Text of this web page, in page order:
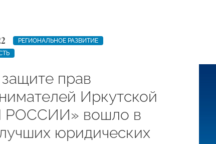
РЕГИОНАЛЬНОЕ РАЗВИТИЕ
прав
Иркутской
вошло в
юридических